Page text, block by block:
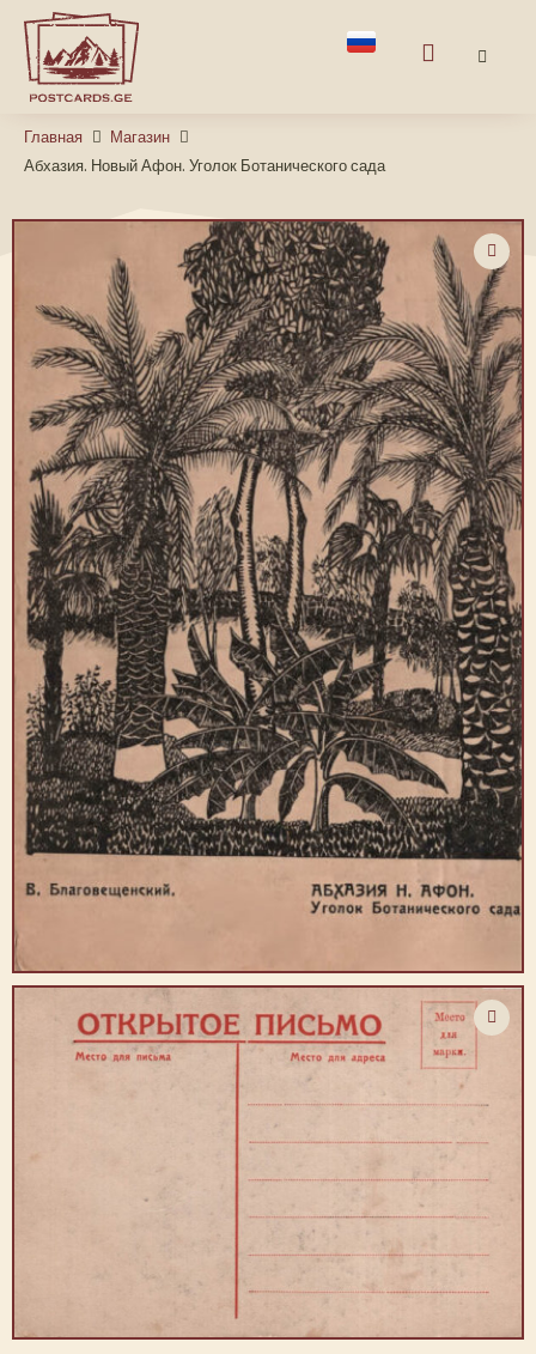
Главная
Магазин
Абхазия. Новый Афон. Уголок Ботанического сада